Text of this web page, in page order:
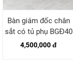
Bàn giám đốc chân
sắt có tủ phụ BGĐ40
4,500,000 đ